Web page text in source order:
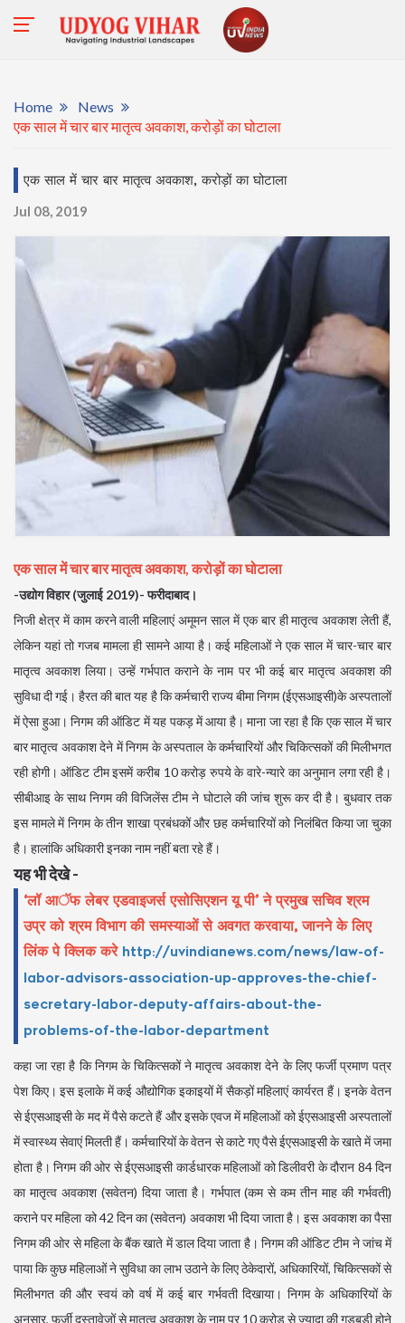
Home
News
एक साल में चार बार मातृत्व अवकाश, करोड़ों का घोटाला
एक साल में चार बार मातृत्व अवकाश, करोड़ों का घोटाला
Jul 08, 2019
एक साल में चार बार मातृत्व अवकाश, करोड़ों का घोटाला
-उद्योग विहार (जुलाई 2019)- फरीदाबाद।
निजी क्षेत्र में काम करने वाली महिलाएं अमूमन साल में एक बार ही मातृत्व अवकाश लेती हैं,
लेकिन यहां तो गजब मामला ही सामने आया है। कई महिलाओं ने एक साल में चार-चार बार
मातृत्व अवकाश लिया। उन्हें गर्भपात कराने के नाम पर भी कई बार मातृत्व अवकाश की
सुविधा दी गई। हैरत की बात यह है कि कर्मचारी राज्य बीमा निगम (ईएसआइसी)के अस्पतालों
में ऐसा हुआ। निगम की ऑडिट में यह पकड़ में आया है। माना जा रहा है कि एक साल में चार
बार मातृत्व अवकाश देने में निगम के अस्पताल के कर्मचारियों और चिकित्सकों की मिलीभगत
रही होगी। ऑडिट टीम इसमें करीब 10 करोड़ रुपये के वारे-न्यारे का अनुमान लगा रही है।
सीबीआइ के साथ निगम की विजिलेंस टीम ने घोटाले की जांच शुरू कर दी है। बुधवार तक
इस मामले में निगम के तीन शाखा प्रबंधकों और छह कर्मचारियों को निलंबित किया जा चुका
है। हालांकि अधिकारी इनका नाम नहीं बता रहे हैं।
यह भी देखे -
‘लॉ आॅफ लेबर एडवाइजर्स एसोसिएशन यू पी’ ने प्रमुख सचिव श्रम
उप्र को श्रम विभाग की समस्याओं से अवगत करवाया, जानने के लिए
लिंक पे क्लिक करे http://uvindianews.com/news/law-of-
labor-advisors-association-up-approves-the-chief-
secretary-labor-deputy-affairs-about-the-
problems-of-the-labor-department
कहा जा रहा है कि निगम के चिकित्सकों ने मातृत्व अवकाश देने के लिए फर्जी प्रमाण पत्र
पेश किए। इस इलाके में कई औद्योगिक इकाइयों में सैकड़ों महिलाएं कार्यरत हैं। इनके वेतन
से ईएसआइसी के मद में पैसे कटते हैं और इसके एवज में महिलाओं को ईएसआइसी अस्पतालों
में स्वास्थ्य सेवाएं मिलती हैं। कर्मचारियों के वेतन से काटे गए पैसे ईएसआइसी के खाते में जमा
होता है। निगम की ओर से ईएसआइसी कार्डधारक महिलाओं को डिलीवरी के दौरान 84 दिन
का मातृत्व अवकाश (सवेतन) दिया जाता है। गर्भपात (कम से कम तीन माह की गर्भवती)
कराने पर महिला को 42 दिन का (सवेतन) अवकाश भी दिया जाता है। इस अवकाश का पैसा
निगम की ओर से महिला के बैंक खाते में डाल दिया जाता है। निगम की ऑडिट टीम ने जांच में
पाया कि कुछ महिलाओं ने सुविधा का लाभ उठाने के लिए ठेकेदारों, अधिकारियों, चिकित्सकों से
मिलीभगत की और स्वयं को वर्ष में कई बार गर्भवती दिखाया। निगम के अधिकारियों के
अनुसार, फर्जी दस्तावेजों से मातृत्व अवकाश के नाम पर 10 करोड़ से ज्यादा की गड़बड़ी होने